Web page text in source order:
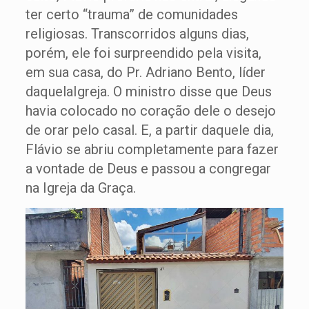
ter certo “trauma” de comunidades
religiosas. Transcorridos alguns dias,
porém, ele foi surpreendido pela visita,
em sua casa, do Pr. Adriano Bento, líder
daquelaIgreja. O ministro disse que Deus
havia colocado no coração dele o desejo
de orar pelo casal. E, a partir daquele dia,
Flávio se abriu completamente para fazer
a vontade de Deus e passou a congregar
na Igreja da Graça.